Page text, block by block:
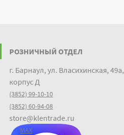
РОЗНИЧНЫЙ ОТДЕЛ
г. Барнаул, ул. Власихинская, 49а,
корпус Д
(3852) 99-10-10
(3852) 60-94-08
store@klentrade.ru
MAX